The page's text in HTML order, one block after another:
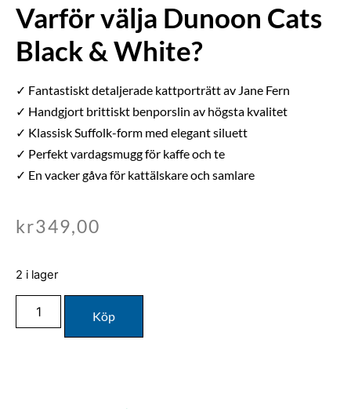
Varför välja Dunoon Cats
Black & White?
✓ Fantastiskt detaljerade kattporträtt av Jane Fern
✓ Handgjort brittiskt benporslin av högsta kvalitet
✓ Klassisk Suffolk-form med elegant siluett
✓ Perfekt vardagsmugg för kaffe och te
✓ En vacker gåva för kattälskare och samlare
kr349,00
2 i lager
Köp